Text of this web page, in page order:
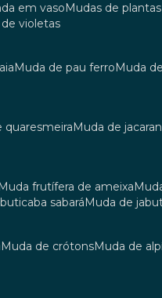
em vaso
mudas de
de violetas
muda de pau ferro
muda
quaresmeira muda de
muda frutífera de ameixa
sabará
muda de
muda de crótons muda de